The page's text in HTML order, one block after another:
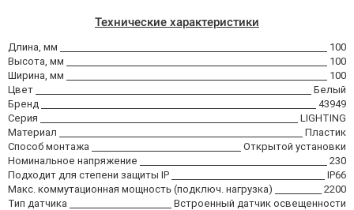
Технические характеристики
Длина, мм
100
Высота, мм
100
Ширина, мм
100
Цвет
Белый
Бренд
43949
Серия
LIGHTING
Материал
Пластик
Способ монтажа
Открытой установки
Номинальное напряжение
230
Подходит для степени защиты IP
IP66
Макс. коммутационная мощность (подключ. нагрузка)
2200
Тип датчика
Встроенный датчик освещенности